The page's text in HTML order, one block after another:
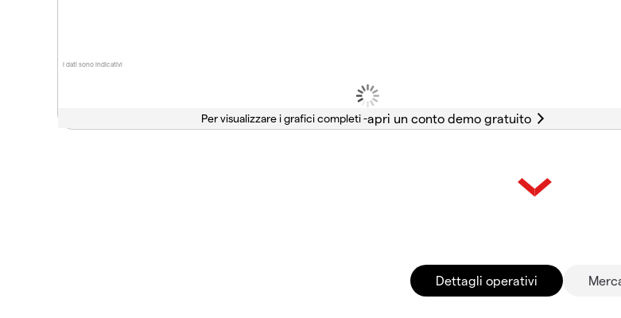
I dati sono indicativi
Per visualizzare i grafici completi -
Dettagli operativi